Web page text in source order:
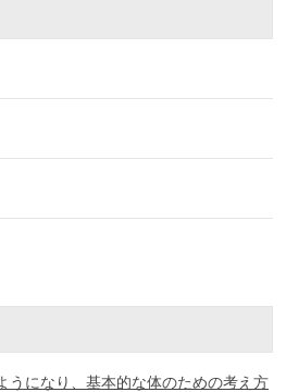
うになり、基本的な体のための考え方